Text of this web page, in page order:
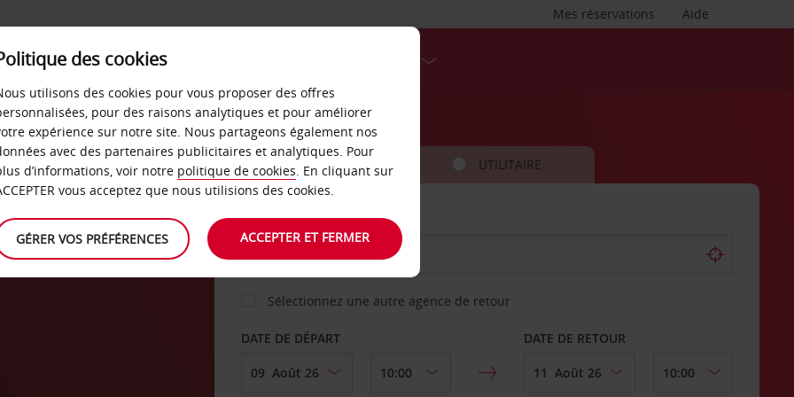
Aide
Mes réservations
LIBRE-SERVICE
VOITURE UTILITAIRE
AGENCE DE DÉPART
Sélectionnez une autre agence de retour
DATE DE DÉPART DATE DE RETOUR
des cookies
utilisons des cookies pour vous proposer des offres
pour des raisons analytiques et pour améliorer
expérience sur notre site. Nous partageons également nos
avec des partenaires publicitaires et analytiques. Pour
d’informations, voir notre politique de cookies. En cliquant sur
vous acceptez que nous utilisions des cookies.
GÉRER VOS PRÉFÉRENCES ACCEPTER ET FERMER